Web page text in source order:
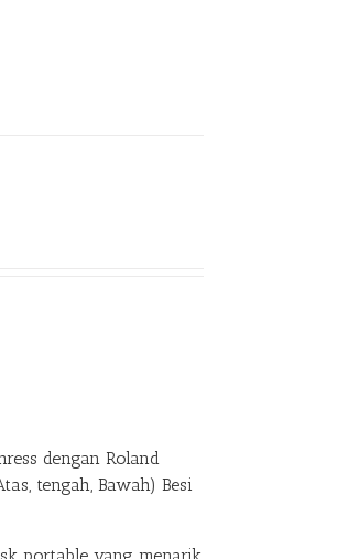
dengan Roland
tengah, Bawah) Besi
portable yang menarik